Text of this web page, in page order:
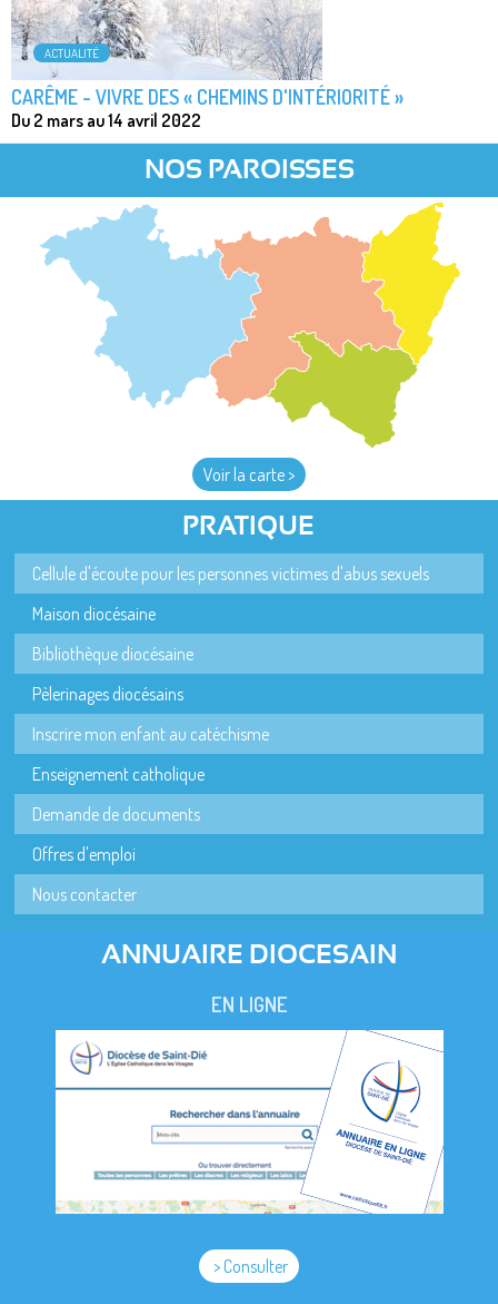
ACTUALITÉ
CARÊME - VIVRE DES « CHEMINS D'INTÉRIORITÉ »
Du 2 mars au 14 avril 2022
NOS PAROISSES
Voir la carte >
PRATIQUE
Cellule d'écoute pour les personnes victimes d'abus sexuels
Maison diocésaine
Bibliothèque diocésaine
Pèlerinages diocésains
Inscrire mon enfant au catéchisme
Enseignement catholique
Demande de documents
Offres d'emploi
Nous contacter
ANNUAIRE DIOCESAIN
EN LIGNE
> Consulter